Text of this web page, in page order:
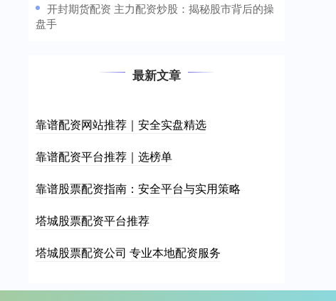
​开封期货配资 主力配资炒股：揭秘股市背后的操
盘手
最新文章
靠谱配资网站推荐｜安全实盘精选
靠谱配资平台推荐｜选榜单
靠谱股票配资指南：安全平台与实用策略
塔城股票配资平台推荐
塔城股票配资公司 专业本地配资服务